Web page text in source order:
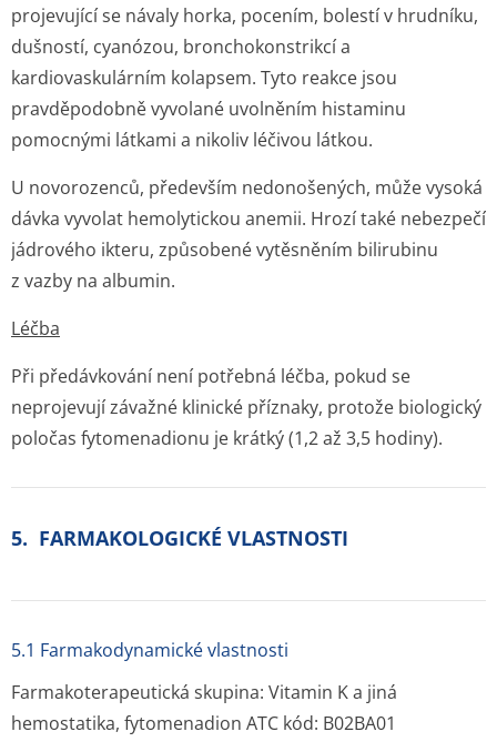
projevující se návaly horka, pocením, bolestí v hrudníku,
dušností, cyanózou, bronchokonstrikcí a
kardiovaskulárním kolapsem. Tyto reakce jsou
pravděpodobně vyvolané uvolněním histaminu
pomocnými látkami a nikoliv léčivou látkou.
U novorozenců, především nedonošených, může vysoká
dávka vyvolat hemolytickou anemii. Hrozí také nebezpečí
jádrového ikteru, způsobené vytěsněním bilirubinu
z vazby na albumin.
Léčba
Při předávkování není potřebná léčba, pokud se
neprojevují závažné klinické příznaky, protože biologický
poločas fytomenadionu je krátký (1,2 až 3,5 hodiny).
5. FARMAKOLOGICKÉ VLASTNOSTI
5.1 Farmakodynamické vlastnosti
Farmakoterapeutická skupina: Vitamin K a jiná
hemostatika, fytomenadion ATC kód: B02BA01